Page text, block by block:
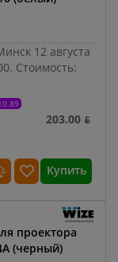
12 августа
Стоимость:
203.00 ƃ
Купить
проектора
(черный)